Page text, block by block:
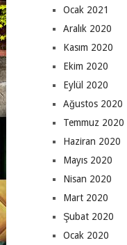
Ocak 2021
Aralık 2020
Kasım 2020
Ekim 2020
Eylül 2020
Ağustos 2020
Temmuz 2020
Haziran 2020
Mayıs 2020
Nisan 2020
Mart 2020
Şubat 2020
Ocak 2020